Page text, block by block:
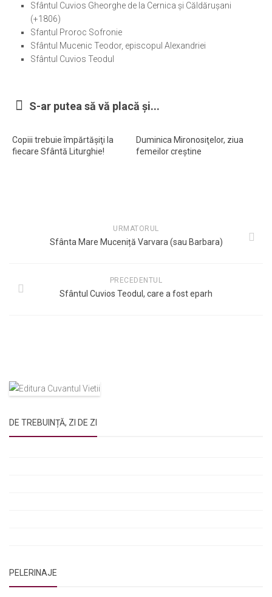
Sfântul Cuvios Gheorghe de la Cernica și Căldărușani
(+1806)
Sfantul Proroc Sofronie
Sfântul Mucenic Teodor, episcopul Alexandriei
Sfântul Cuvios Teodul
S-ar putea să vă placă și...
Copiii trebuie împărtăşiţi la
fiecare Sfântă Liturghie!
Duminica Mironosiţelor, ziua
femeilor creştine
URMATORUL
Sfânta Mare Muceniță Varvara (sau Barbara)
PRECEDENTUL
Sfântul Cuvios Teodul, care a fost eparh
DE TREBUINȚĂ, ZI DE ZI
PELERINAJE